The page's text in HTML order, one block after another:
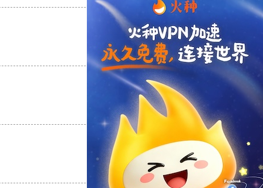
支持 [0] 反对[0]
支持[0] 反对
支持[0] 反对[0]